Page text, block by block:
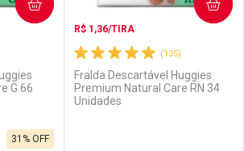
G 66
31% OFF
(135)
R$ 1,36/TIRA
Fralda Descartável Huggies
Premium Natural Care RN 34
Unidades
COMPRAR